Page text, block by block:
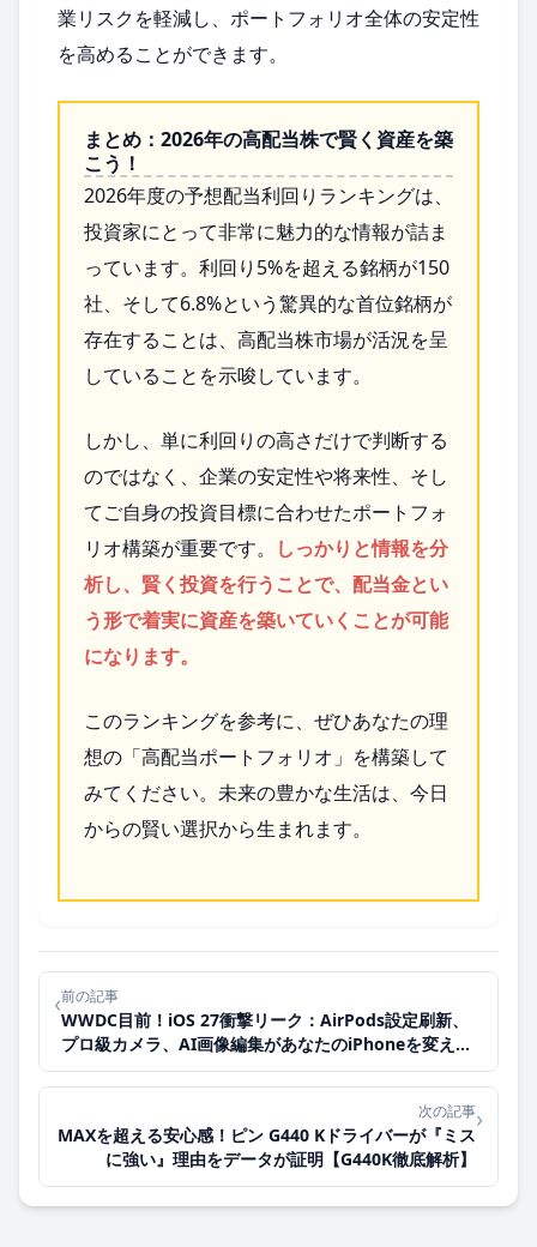
業リスクを軽減し、ポートフォリオ全体の安定性
を高めることができます。
まとめ：2026年の高配当株で賢く資産を築
こう！
2026年度の予想配当利回りランキングは、
投資家にとって非常に魅力的な情報が詰ま
っています。利回り5%を超える銘柄が150
社、そして6.8%という驚異的な首位銘柄が
存在することは、高配当株市場が活況を呈
していることを示唆しています。
しかし、単に利回りの高さだけで判断する
のではなく、企業の安定性や将来性、そし
てご自身の投資目標に合わせたポートフォ
リオ構築が重要です。
しっかりと情報を分
析し、賢く投資を行うことで、配当金とい
う形で着実に資産を築いていくことが可能
になります。
このランキングを参考に、ぜひあなたの理
想の「高配当ポートフォリオ」を構築して
みてください。未来の豊かな生活は、今日
からの賢い選択から生まれます。
‹前の記事
WWDC目前！iOS 27衝撃リーク：AirPods設定刷新、
プロ級カメラ、AI画像編集があなたのiPhoneを変え
る！
次の記事
MAXを超える安心感！ピン G440 Kドライバーが『ミス
に強い』理由をデータが証明【G440K徹底解析】
›